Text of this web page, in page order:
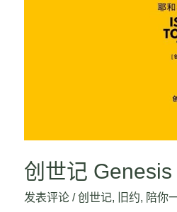
创世记
发表评论 /创世记, 旧约, 陪你